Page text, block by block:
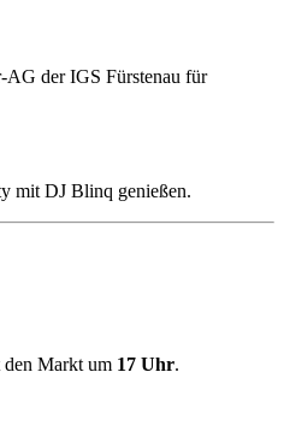
AG der IGS Fürstenau für
mit DJ Blinq genießen.
den Markt um 17 Uhr.